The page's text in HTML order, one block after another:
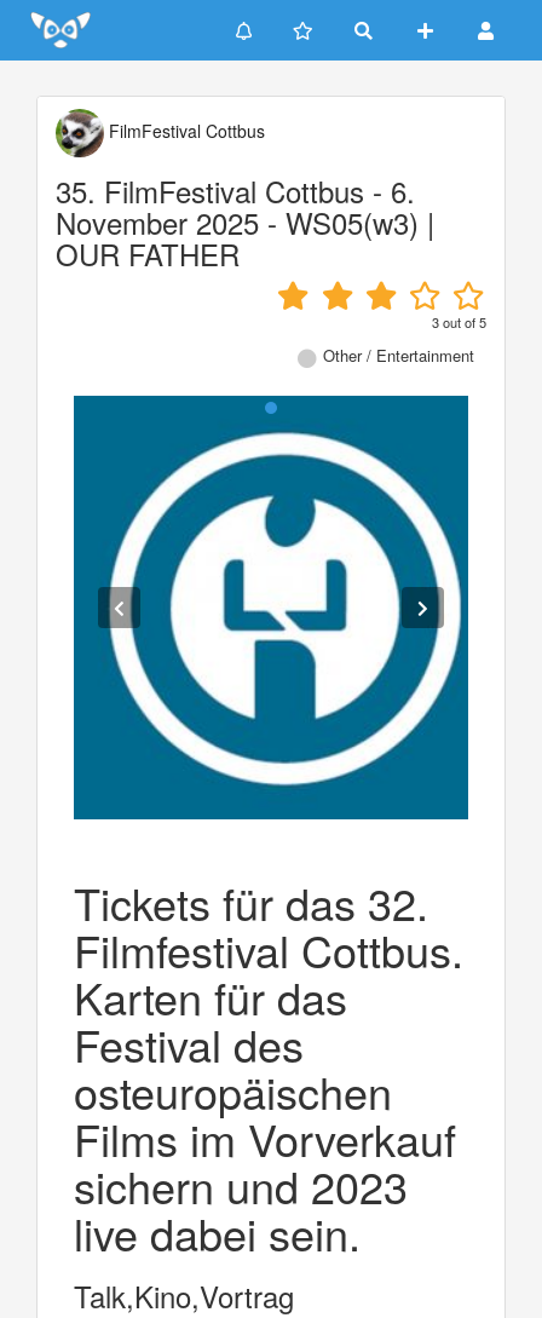
Update cookies preferences
FilmFestival Cottbus
35. FilmFestival Cottbus - 6.
November 2025 - WS05(w3) |
OUR FATHER
3out of5
Other / Entertainment
Tickets für das 32.
Filmfestival Cottbus.
Karten für das
Festival des
osteuropäischen
Films im Vorverkauf
sichern und 2023
live dabei sein.
Talk,Kino,Vortrag